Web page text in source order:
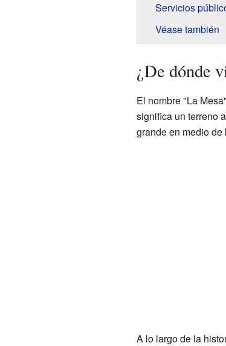
Servicios
Véase también
¿De dónde
El nombre "La
significa un terreno
grande en medio de
A lo largo de la